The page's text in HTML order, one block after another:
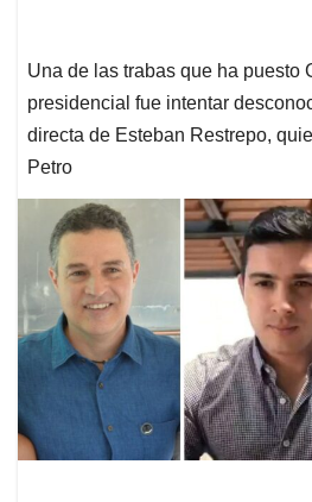
Una de las trabas que ha puesto
presidencial fue intentar
directa de Esteban Restrepo,
Petro